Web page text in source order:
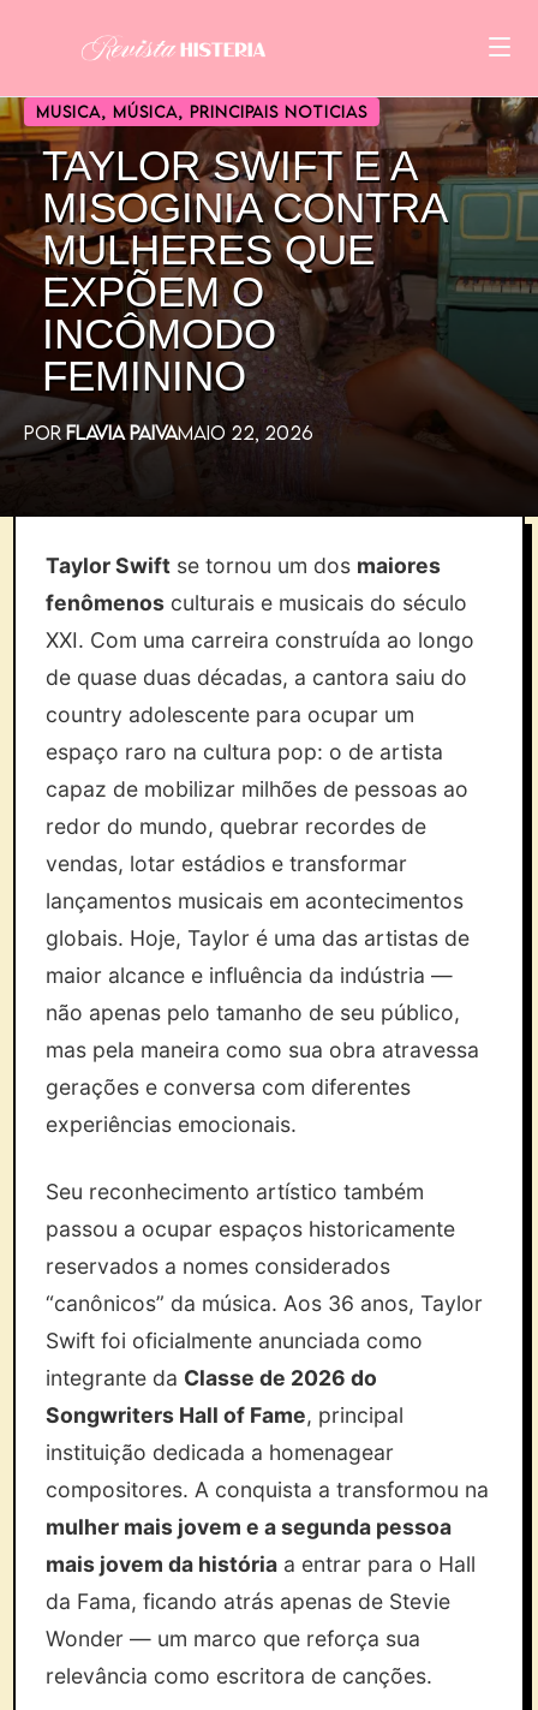
MUSICA, MÚSICA, PRINCIPAIS NOTICIAS
TAYLOR SWIFT E A
MISOGINIA CONTRA
MULHERES QUE
EXPÕEM O
INCÔMODO
FEMININO
POR FLAVIA PAIVAMAIO 22, 2026
Taylor Swift se tornou um dos maiores
fenômenos culturais e musicais do século
XXI. Com uma carreira construída ao longo
de quase duas décadas, a cantora saiu do
country adolescente para ocupar um
espaço raro na cultura pop: o de artista
capaz de mobilizar milhões de pessoas ao
redor do mundo, quebrar recordes de
vendas, lotar estádios e transformar
lançamentos musicais em acontecimentos
globais. Hoje, Taylor é uma das artistas de
maior alcance e influência da indústria —
não apenas pelo tamanho de seu público,
mas pela maneira como sua obra atravessa
gerações e conversa com diferentes
experiências emocionais.
Seu reconhecimento artístico também
passou a ocupar espaços historicamente
reservados a nomes considerados
“canônicos” da música. Aos 36 anos, Taylor
Swift foi oficialmente anunciada como
integrante da Classe de 2026 do
Songwriters Hall of Fame, principal
instituição dedicada a homenagear
compositores. A conquista a transformou na
mulher mais jovem e a segunda pessoa
mais jovem da história a entrar para o Hall
da Fama, ficando atrás apenas de Stevie
Wonder — um marco que reforça sua
relevância como escritora de canções.